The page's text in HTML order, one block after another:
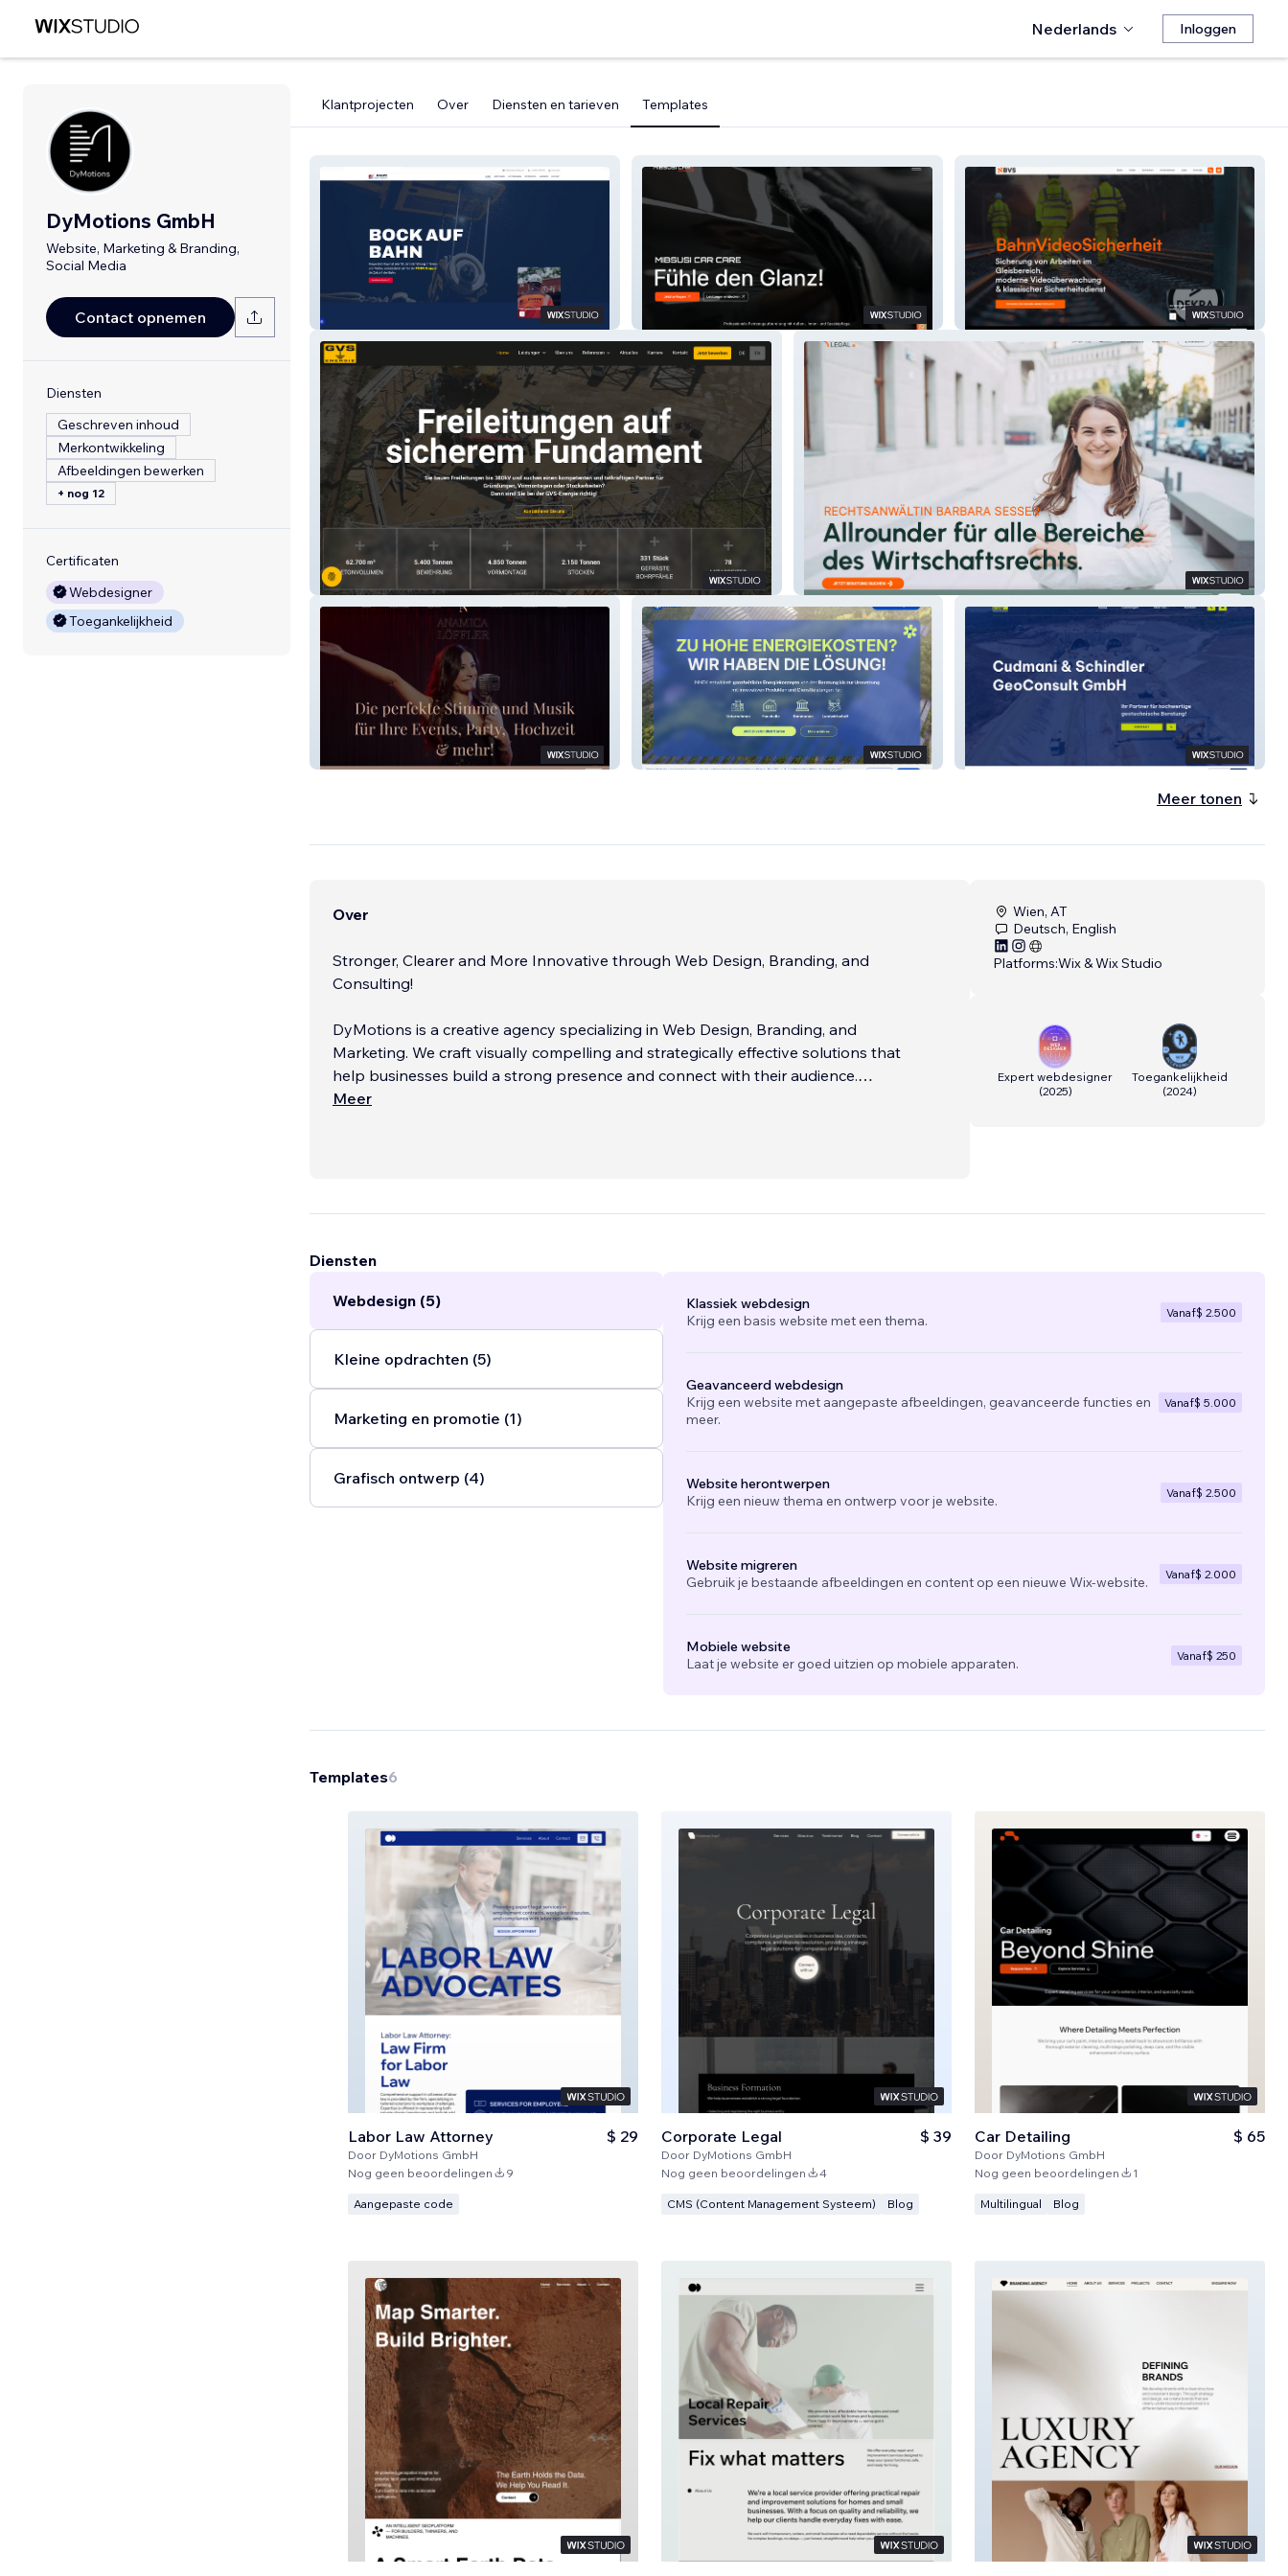
Nederlands Inloggen
DyMotions GmbH
Website, Marketing & Branding,
Social Media
Contact opnemen
Diensten
Geschreven inhoud
Merkontwikkeling
Afbeeldingen bewerken
+ nog 12
Certificaten
Webdesigner
Toegankelijkheid
Klantprojecten Over Diensten en tarieven Templates
BahnVideoSicherheit
GVS Energie SESSER LEGAL
ANAMICA LÖFFLER
INNEK - INNOVATIVE
ENERGIEKONZEPTE
CS GeoConsult
Meer tonen
Over
Stronger, Clearer and More Innovative through Web Design, Branding, and
Consulting!
DyMotions is a creative agency specializing in Web Design, Branding, and
Marketing. We craft visually compelling and strategically effective solutions that
help businesses build a strong presence and connect with their audience.
Meer
Wien, AT
Deutsch, English
Platforms:Wix & Wix Studio
Expert webdesigner
(2025)
Toegankelijkheid
(2024)
Diensten
Webdesign (5)
Kleine opdrachten (5)
Marketing en promotie (1)
Grafisch ontwerp (4)
Klassiek webdesign
Krijg een basis website met een thema.
Vanaf$ 2.500
Geavanceerd webdesign
Krijg een website met aangepaste afbeeldingen, geavanceerde functies en
meer.
Vanaf$ 5.000
Website herontwerpen
Krijg een nieuw thema en ontwerp voor je website.
Vanaf$ 2.500
Website migreren
Gebruik je bestaande afbeeldingen en content op een nieuwe Wix-website.
Vanaf$ 2.000
Mobiele website
Laat je website er goed uitzien op mobiele apparaten.
Vanaf$ 250
Templates6
Labor Law Attorney
Door DyMotions GmbH
$ 29
Nog geen beoordelingen 9
Aangepaste code
Corporate Legal
Door DyMotions GmbH
$ 39
Nog geen beoordelingen 4
CMS (Content Management Systeem) Blog
Car Detailing
Door DyMotions GmbH
$ 65
Nog geen beoordelingen 1
Multilingual Blog